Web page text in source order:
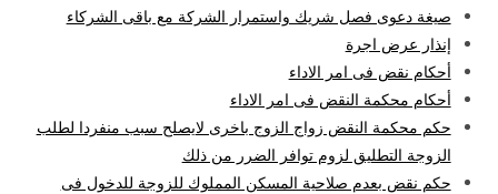
صيغة دعوى فصل شريك واستمرار الشركة مع باقى الشركاء
إنذار عرض اجرة
أحكام نقض فى امر الاداء
أحكام محكمة النقض فى امر الاداء
حكم محكمة النقض زواج الزوج باخرى لايصلح سبب منفردا لطلب
الزوجة التطليق لزوم توافر الضرر من ذلك
حكم نقض بعدم صلاحية المسكن المملوك للزوجة للدخول فى